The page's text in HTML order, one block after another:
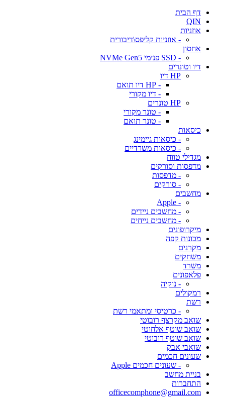
דף הבית
QIN
אוזניות
- אוזניות קליפס\דיבורית
אחסון
- SSD פנימי NVMe Gen5
דיו וטונרים
HP דיו
- HP דיו תואם
- דיו מקורי
HP טונרים
- טונר מקורי
- טונר תואם
כיסאות
- כיסאות גיימינג
- כיסאות משרדיים
מגדילי טווח
מדפסות וסורקים
- מדפסות
- סורקים
מחשבים
- Apple
- מחשבים ניידים
- מחשבים נייחים
מיקרופונים
מכונות קפה
מקרנים
משחקים
משרד
פלאפונים
- נוקיה
רמקולים
רשת
- כרטיסי ומתאמי רשת
שואב מקרצף רובוטי
שואב שוטף אלחוטי
שואב שוטף רובוטי
שואבי אבק
שעונים חכמים
- שעונים חכמים Apple
בניית מחשב
התחברות
officecomphone@gmail.com